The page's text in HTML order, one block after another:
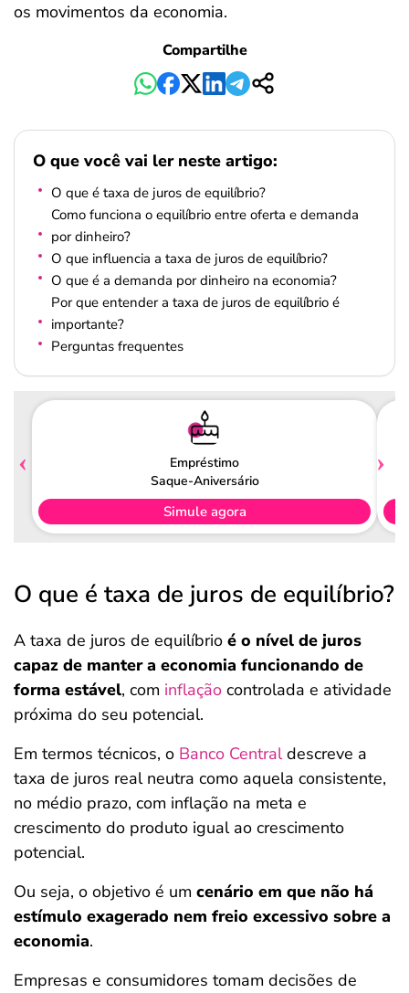
os movimentos da economia.
Compartilhe
O que você vai ler neste artigo:
O que é taxa de juros de equilíbrio?
Como funciona o equilíbrio entre oferta e demanda
por dinheiro?
O que influencia a taxa de juros de equilíbrio?
O que é a demanda por dinheiro na economia?
Por que entender a taxa de juros de equilíbrio é
importante?
Perguntas frequentes
Empréstimo
Saque-Aniversário
Simule agora
O que é taxa de juros de equilíbrio?
A taxa de juros de equilíbrio é o nível de juros
capaz de manter a economia funcionando de
forma estável, com inflação controlada e atividade
próxima do seu potencial.
Em termos técnicos, o Banco Centraldescreve a
taxa de juros real neutra como aquela consistente,
no médio prazo, com inflação na meta e
crescimento do produto igual ao crescimento
potencial.
Ou seja, o objetivo é um cenário em que não há
estímulo exagerado nem freio excessivo sobre a
economia.
Empresas e consumidores tomam decisões de